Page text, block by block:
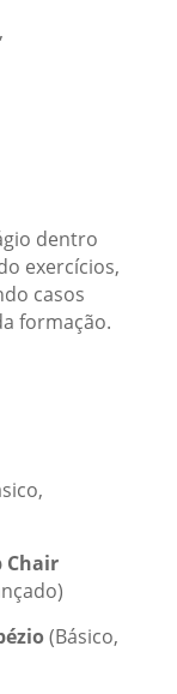
dentro
exercícios,
casos
formação.
Chair
(Básico,